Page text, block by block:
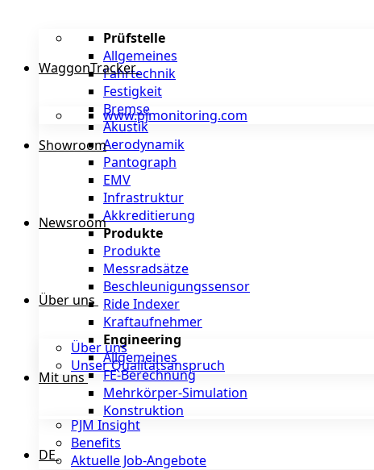
Prüfstelle
Allgemeines
Fahrtechnik
Festigkeit
Bremse
Akustik
Aerodynamik
Pantograph
EMV
Infrastruktur
Akkreditierung
Produkte
Produkte
Messradsätze
Beschleunigungssensor
Ride Indexer
Kraftaufnehmer
Engineering
Allgemeines
FE-Berechnung
Mehrkörper-Simulation
Konstruktion
WaggonTracker
www.pjmonitoring.com
Showroom
Newsroom
Über uns
Über uns
Unser Qualitätsanspruch
Mit uns
PJM Insight
Benefits
Aktuelle Job-Angebote
DE